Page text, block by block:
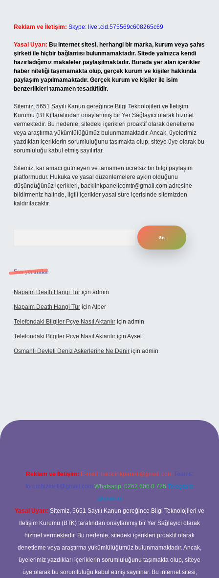
Reklam ve İletişim: Skype: live:.cid.575569c608265c69
Yasal Uyarı: Bu internet sitesi, herhangi bir marka, kurum veya şahıs
şirketi ile hiçbir bağlantısı bulunmamaktadır. Sitede yalnızca kendi
hazırladığımız makaleler paylaşılmaktadır. Burada yer alan içerikler
haber niteliği taşımamakta olup, gerçek kurum ve kişiler hakkında
paylaşım yapılmamaktadır. Gerçek kurum ve kişiler ile isim
benzerlikleri tamamen tesadüfidir.
Sitemiz, 5651 Sayılı Kanun gereğince Bilgi Teknolojileri ve İletişim
Kurumu (BTK) tarafından onaylanmış bir Yer Sağlayıcı olarak hizmet
vermektedir. Bu nedenle, sitedeki içerikleri proaktif olarak denetleme
veya araştırma yükümlülüğümüz bulunmamaktadır. Ancak, üyelerimiz
yazdıkları içeriklerin sorumluluğunu taşımakta olup, siteye üye olarak bu
sorumluluğu kabul etmiş sayılırlar.
Sitemiz, kar amacı gütmeyen ve tamamen ücretsiz bir bilgi paylaşım
platformudur. Hukuka ve yasal düzenlemelere aykırı olduğunu
düşündüğünüz içerikleri, backlinkpanelicomtr@gmail.com adresine
bildirmeniz halinde, ilgili içerikler yasal süre içerisinde sitemizden
kaldırılacaktır.
Son yorumlar
Napalm Death Hangi Tür için admin
Napalm Death Hangi Tür için Alper
Telefondaki Bilgiler Pcye Nasıl Aktarılır için admin
Telefondaki Bilgiler Pcye Nasıl Aktarılır için Aysel
Osmanlı Devleti Deniz Askerlerine Ne Denir için admin
giriş
Reklam ve İletişim: E-mail: backlinkpaneli@gmail.com Teams:
forumhizmeti@gmail.com Whatsapp: 0262 606 0 726 Telegram:
@karabul
Yasal Uyarı: Sitemiz, 5651 Sayılı Kanun gereğince Bilgi Teknolojileri ve
İletişim Kurumu (BTK) tarafından onaylanmış bir Yer Sağlayıcı olarak
hizmet vermektedir. Bu nedenle, sitedeki içerikleri proaktif olarak
denetleme veya araştırma yükümlülüğümüz bulunmamaktadır. Ancak,
üyelerimiz yazdıkları içeriklerin sorumluluğunu taşımakta olup, siteye
üye olarak bu sorumluluğu kabul etmiş sayılırlar. Bu internet sitesi,